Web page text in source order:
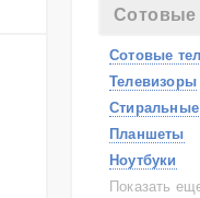
Indesit
Сотовые
Телевизоры
Планшеты
Ноутбуки
Показать